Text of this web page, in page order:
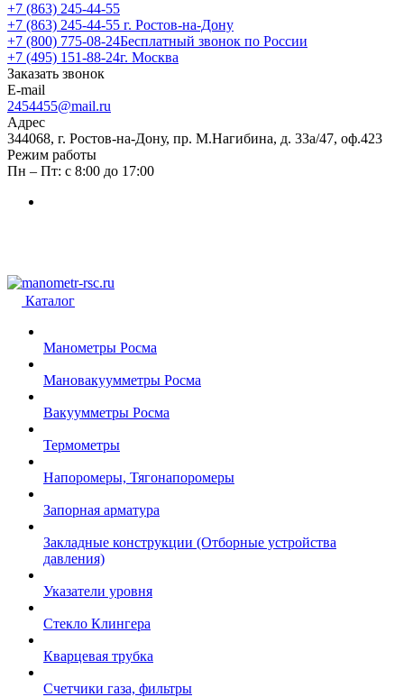
+7 (863) 245-44-55
+7 (863) 245-44-55 г. Ростов-на-Дону
+7 (800) 775-08-24Бесплатный звонок по России
+7 (495) 151-88-24г. Москва
Заказать звонок
E-mail
2454455@mail.ru
Адрес
344068, г. Ростов-на-Дону, пр. М.Нагибина, д. 33а/47, оф.423
Режим работы
Пн – Пт: с 8:00 до 17:00
Каталог
Манометры Росма
Мановакуумметры Росма
Вакуумметры Росма
Термометры
Напоромеры, Тягонапоромеры
Запорная арматура
Закладные конструкции (Отборные устройства
давления)
Указатели уровня
Стекло Клингера
Кварцевая трубка
Счетчики газа, фильтры